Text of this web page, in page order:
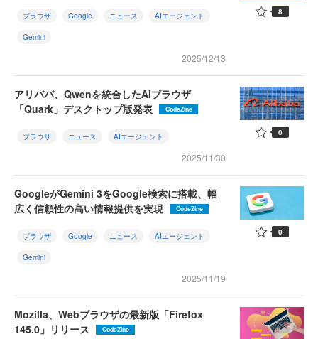
ブラウザ Google ニュース AIエージェント
Gemini
2025/12/13
8
アリババ、Qwenを統合したAIブラウザ
「Quark」デスクトップ版発表
CodeZine
ブラウザ ニュース AIエージェント
2025/11/30
0
GoogleがGemini 3をGoogle検索に搭載、幅
広く信頼性の高い情報提供を実現
CodeZine
ブラウザ Google ニュース AIエージェント
Gemini
2025/11/19
0
Mozilla、Webブラウザの最新版「Firefox
145.0」リリース
CodeZine